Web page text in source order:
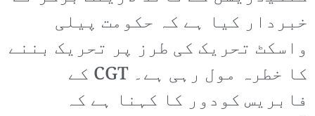
خبردار کیا ہے کہ حکومت پیلی
واسکٹ تحریک کی طرز پر تحریک بننے
کا خطرہ مول رہی ہے۔ CGT کے
فابریس کودور کا کہنا ہے کہ